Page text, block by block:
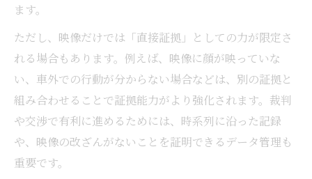
ます。
ただし、映像だけでは「直接証拠」としての力が限定さ
れる場合もあります。例えば、映像に顔が映っていな
い、車外での行動が分からない場合などは、別の証拠と
組み合わせることで証拠能力がより強化されます。裁判
や交渉で有利に進めるためには、時系列に沿った記録
や、映像の改ざんがないことを証明できるデータ管理も
重要です。